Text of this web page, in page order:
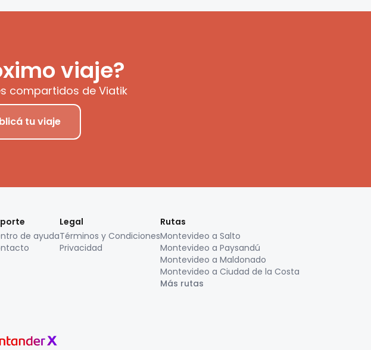
viaje?
compartidos de Viatik
tu viaje
de ayuda
Legal
Términos y Condiciones
Privacidad
Rutas
Montevideo a Salto
Montevideo a Paysandú
Montevideo a Maldonado
Montevideo a Ciudad de la Costa
Más rutas